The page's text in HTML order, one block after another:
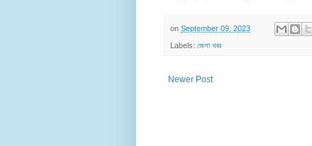
on September 09, 2023
Labels: জেলা খবর
Newer Post